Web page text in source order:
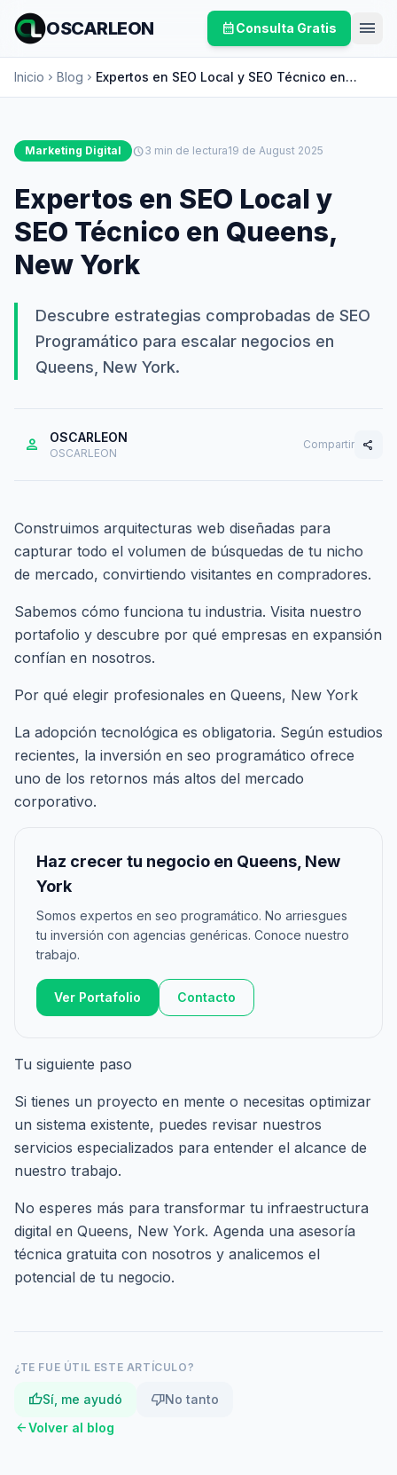
OSCARLEON calendar_monthConsulta Gratis menu
Inicio chevron_right Blog chevron_right Expertos en SEO Local y SEO Técnico en
Queens, New York
Marketing Digital schedule3 min de lectura19 de August 2025
Expertos en SEO Local y
SEO Técnico en Queens,
New York
Descubre estrategias comprobadas de SEO
Programático para escalar negocios en
Queens, New York.
person OSCARLEON
OSCARLEON
Compartir share
Construimos arquitecturas web diseñadas para
capturar todo el volumen de búsquedas de tu nicho
de mercado, convirtiendo visitantes en compradores.
Sabemos cómo funciona tu industria. Visita nuestro
portafolio y descubre por qué empresas en expansión
confían en nosotros.
Por qué elegir profesionales en Queens, New York
La adopción tecnológica es obligatoria. Según estudios
recientes, la inversión en seo programático ofrece
uno de los retornos más altos del mercado
corporativo.
Haz crecer tu negocio en Queens, New
York
Somos expertos en seo programático. No arriesgues
tu inversión con agencias genéricas. Conoce nuestro
trabajo.
Ver Portafolio Contacto
Tu siguiente paso
Si tienes un proyecto en mente o necesitas optimizar
un sistema existente, puedes revisar nuestros
servicios especializados para entender el alcance de
nuestro trabajo.
No esperes más para transformar tu infraestructura
digital en Queens, New York. Agenda una asesoría
técnica gratuita con nosotros y analicemos el
potencial de tu negocio.
¿TE FUE ÚTIL ESTE ARTÍCULO?
thumb_upSí, me ayudó thumb_downNo tanto
arrow_backVolver al blog